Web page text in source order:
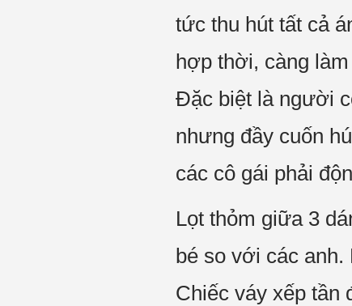
tức thu hút tất cả
hợp thời, càng
Đặc biệt là người
nhưng đầy cuốn
các cô gái phải
Lọt thỏm giữa 3
bé so với các anh.
Chiếc váy xếp tần